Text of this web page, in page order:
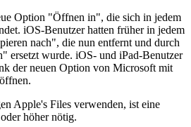
Option "Öffnen in", die sich in jedem
iOS-Benutzer hatten früher in jedem
nach", die nun entfernt und durch
ersetzt wurde. iOS- und iPad-Benutzer
der neuen Option von Microsoft mit
Apple's Files verwenden, ist eine
höher nötig.